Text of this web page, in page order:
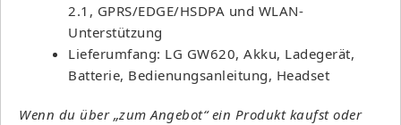
2.1, GPRS/EDGE/HSDPA und WLAN-
Unterstützung
Lieferumfang: LG GW620, Akku, Ladegerät,
Batterie, Bedienungsanleitung, Headset
Wenn du über „zum Angebot“ ein Produkt kaufst oder